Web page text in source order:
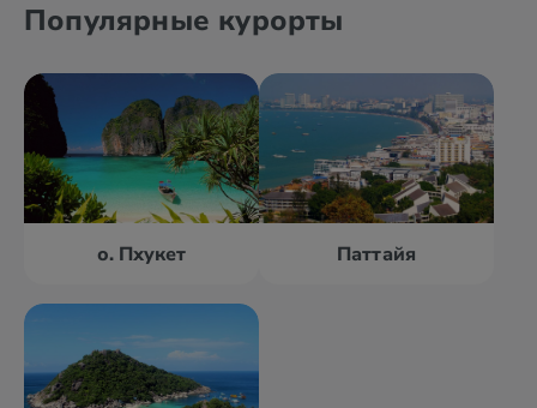
Популярные курорты
о. Пхукет Паттайя